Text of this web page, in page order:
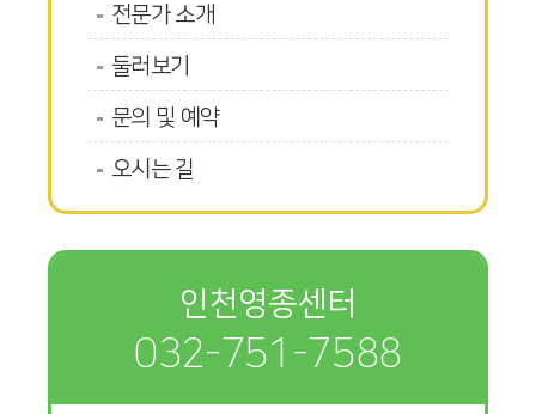
전문가 소개
둘러보기
문의 및 예약
오시는 길
인천영종센터
032-751-7588